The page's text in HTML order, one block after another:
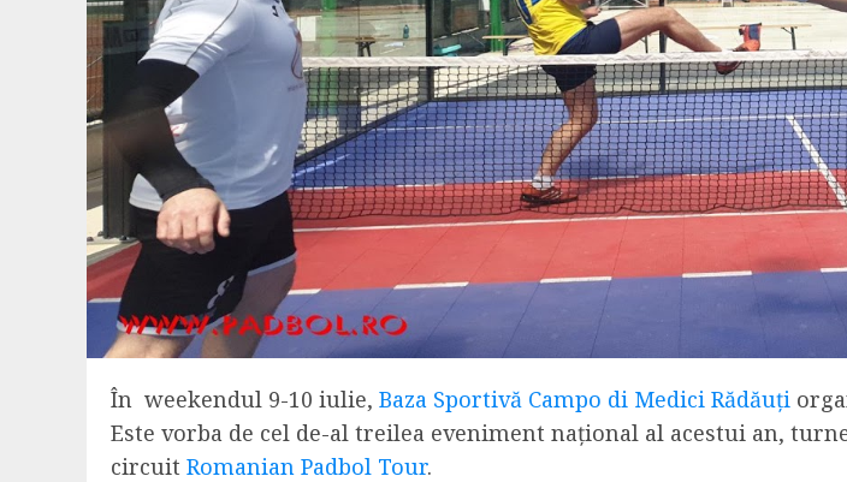
În weekendul 9-10 iulie, Baza Sportivă Campo di Medici Rădăuți
Este vorba de cel de-al treilea eveniment național al acestui an,
circuit Romanian Padbol Tour.